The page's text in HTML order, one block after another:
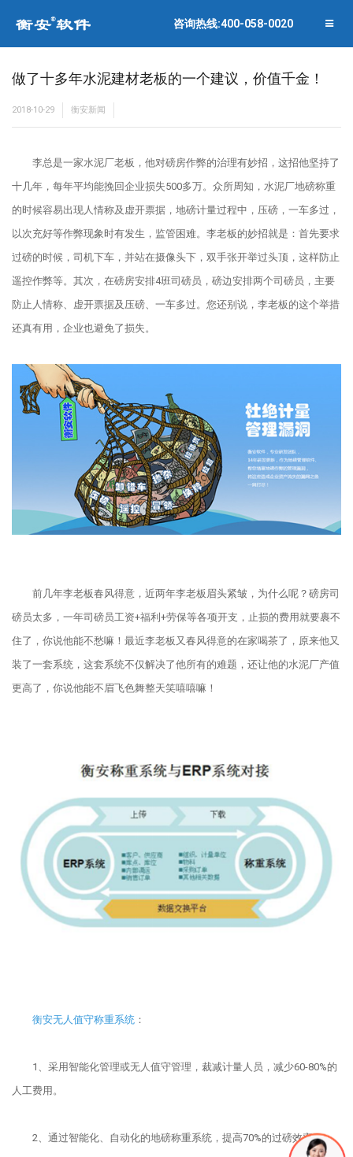
咨询热线:400-058-0020
做了十多年水泥建材老板的一个建议，价值千金！
2018-10-29 衡安新闻
李总是一家水泥厂老板，他对磅房作弊的治理有妙招，这招他坚持了
十几年，每年平均能挽回企业损失500多万。众所周知，水泥厂地磅称重
的时候容易出现人情称及虚开票据，地磅计量过程中，压磅，一车多过，
以次充好等作弊现象时有发生，监管困难。李老板的妙招就是：首先要求
过磅的时候，司机下车，并站在摄像头下，双手张开举过头顶，这样防止
遥控作弊等。其次，在磅房安排4班司磅员，磅边安排两个司磅员，主要
防止人情称、虚开票据及压磅、一车多过。您还别说，李老板的这个举措
还真有用，企业也避免了损失。
前几年李老板春风得意，近两年李老板眉头紧皱，为什么呢？磅房司
磅员太多，一年司磅员工资+福利+劳保等各项开支，止损的费用就要裹不
住了，你说他能不愁嘛！最近李老板又春风得意的在家喝茶了，原来他又
装了一套系统，这套系统不仅解决了他所有的难题，还让他的水泥厂产值
更高了，你说他能不眉飞色舞整天笑嘻嘻嘛！
衡安无人值守称重系统 ：
1、采用智能化管理或无人值守管理，裁减计量人员，减少60-80%的
人工费用。
2、通过智能化、自动化的地磅称重系统，提高70%的过磅效率。